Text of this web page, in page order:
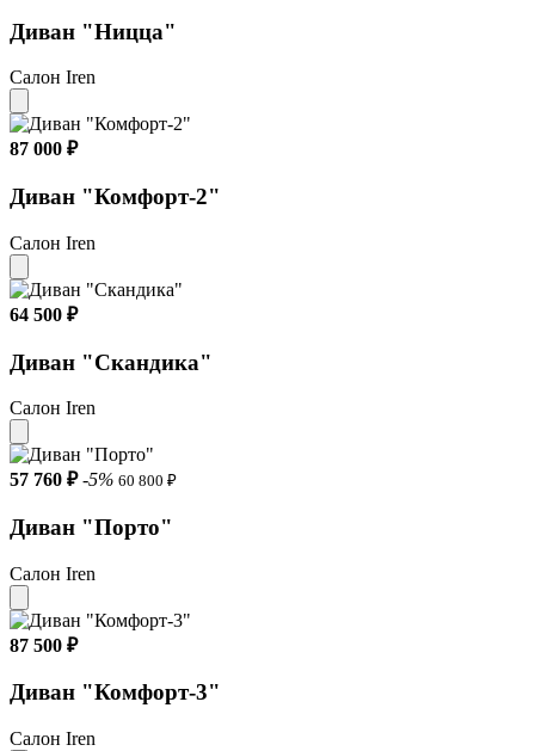
Диван "Ницца"
Салон Iren
87 000 ₽
Диван "Комфорт-2"
Салон Iren
64 500 ₽
Диван "Скандика"
Салон Iren
57 760 ₽ -5% 60 800 ₽
Диван "Порто"
Салон Iren
87 500 ₽
Диван "Комфорт-3"
Салон Iren